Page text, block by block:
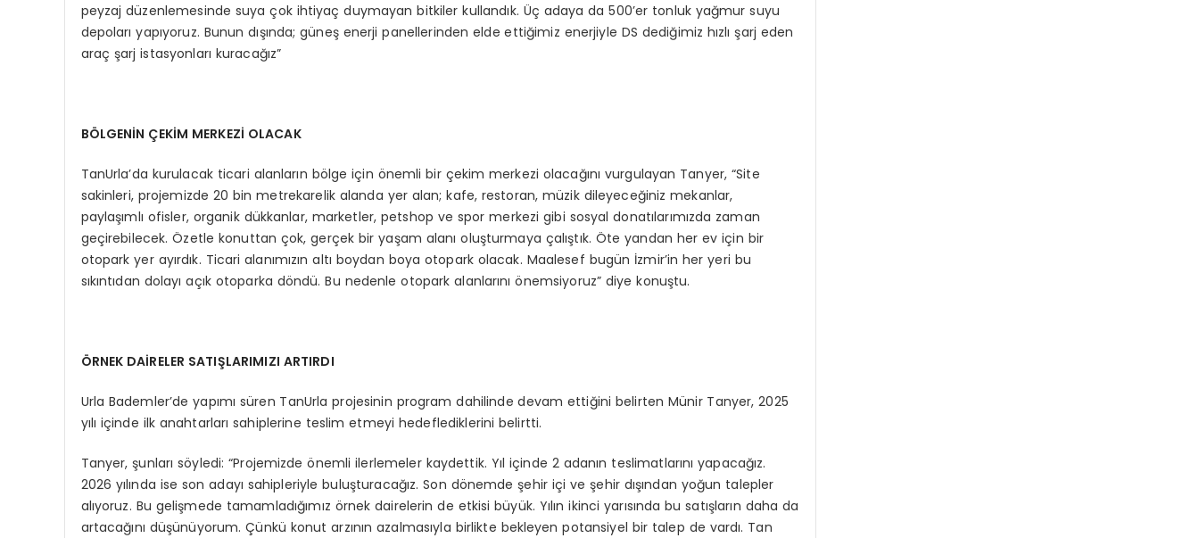
peyzaj düzenlemesinde suya çok ihtiyaç duymayan bitkiler kullandık. Üç adaya da 500’er tonluk yağmur suyu
depoları yapıyoruz. Bunun dışında; güneş enerji panellerinden elde ettiğimiz enerjiyle DS dediğimiz hızlı şarj eden
araç şarj istasyonları kuracağız”
BÖLGENİN ÇEKİM MERKEZİ OLACAK
TanUrla’da kurulacak ticari alanların bölge için önemli bir çekim merkezi olacağını vurgulayan Tanyer, “Site
sakinleri, projemizde 20 bin metrekarelik alanda yer alan; kafe, restoran, müzik dileyeceğiniz mekanlar,
paylaşımlı ofisler, organik dükkanlar, marketler, petshop ve spor merkezi gibi sosyal donatılarımızda zaman
geçirebilecek. Özetle konuttan çok, gerçek bir yaşam alanı oluşturmaya çalıştık. Öte yandan her ev için bir
otopark yer ayırdık. Ticari alanımızın altı boydan boya otopark olacak. Maalesef bugün İzmir’in her yeri bu
sıkıntıdan dolayı açık otoparka döndü. Bu nedenle otopark alanlarını önemsiyoruz” diye konuştu.
ÖRNEK DAİRELER SATIŞLARIMIZI ARTIRDI
Urla Bademler’de yapımı süren TanUrla projesinin program dahilinde devam ettiğini belirten Münir Tanyer, 2025
yılı içinde ilk anahtarları sahiplerine teslim etmeyi hedeflediklerini belirtti.
Tanyer, şunları söyledi: “Projemizde önemli ilerlemeler kaydettik. Yıl içinde 2 adanın teslimatlarını yapacağız.
2026 yılında ise son adayı sahipleriyle buluşturacağız. Son dönemde şehir içi ve şehir dışından yoğun talepler
alıyoruz. Bu gelişmede tamamladığımız örnek dairelerin de etkisi büyük. Yılın ikinci yarısında bu satışların daha da
artacağını düşünüyorum. Çünkü konut arzının azalmasıyla birlikte bekleyen potansiyel bir talep de vardı. Tan